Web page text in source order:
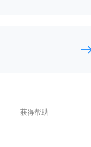
获得帮助